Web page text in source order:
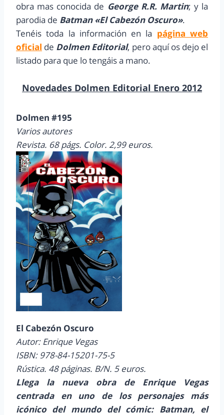
obra mas conocida de George R.R. Martin; y la
parodia de Batman «El Cabezón Oscuro».
Tenéis toda la información en la página web
oficial de Dolmen Editorial, pero aquí os dejo el
listado para que lo tengáis a mano.
Novedades Dolmen Editorial Enero 2012
Dolmen #195
Varios autores
Revista. 68 págs. Color. 2,99 euros.
El Cabezón Oscuro
Autor: Enrique Vegas
ISBN: 978-84-15201-75-5
Rústica. 48 páginas. B/N. 5 euros.
Llega la nueva obra de Enrique Vegas
centrada en uno de los personajes más
icónico del mundo del cómic: Batman, el